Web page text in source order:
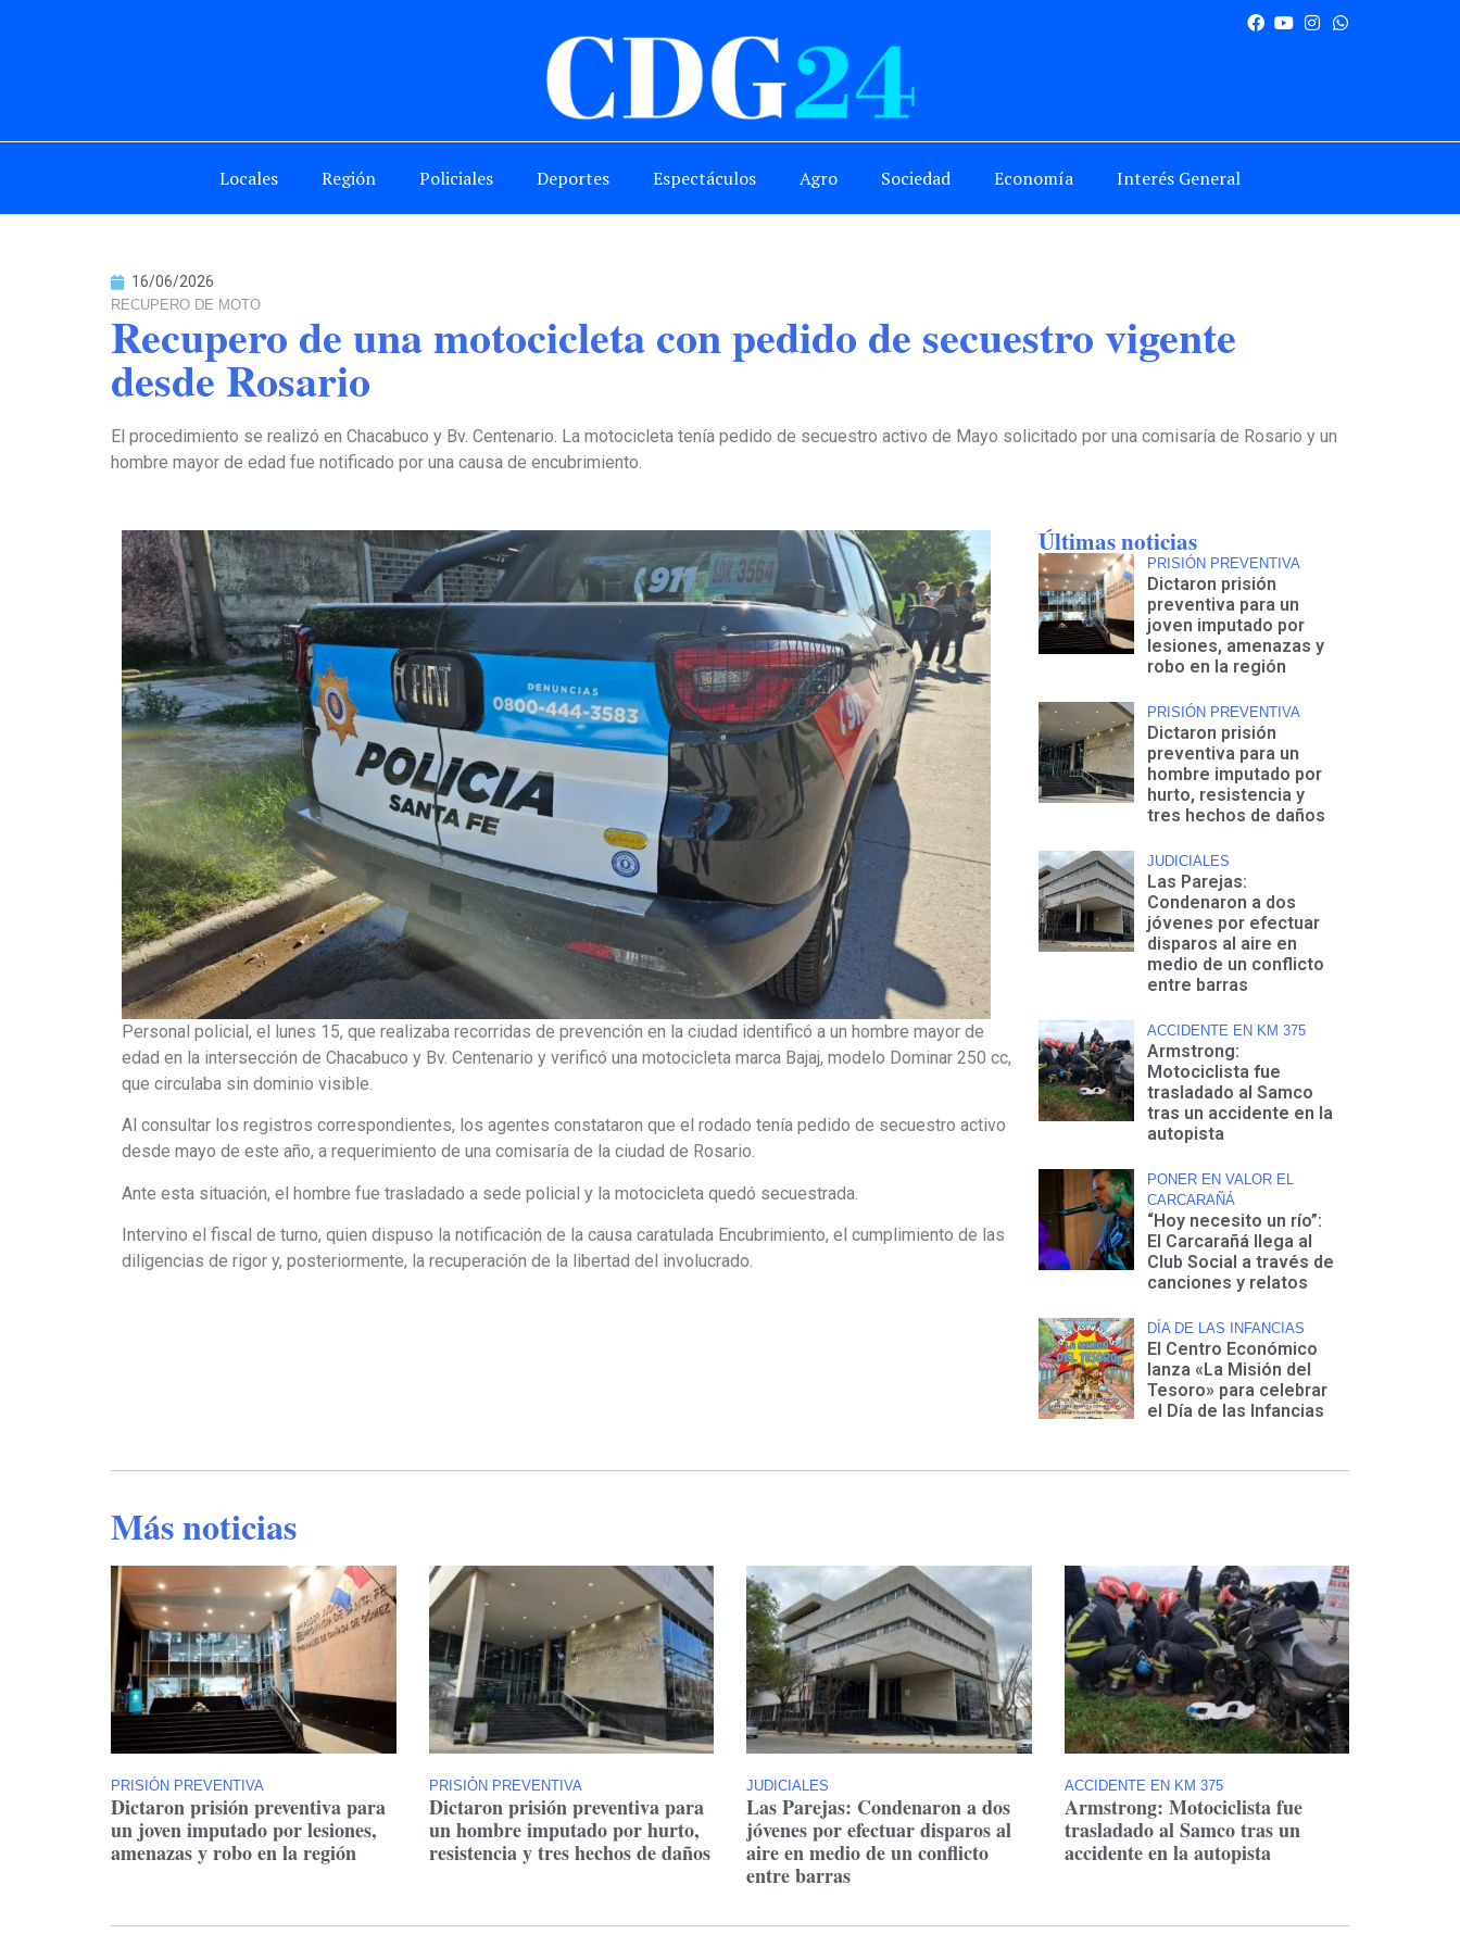
Locales Región Policiales Deportes Espectáculos Agro Sociedad Economía Interés General
16/06/2026
RECUPERO DE MOTO
Recupero de una motocicleta con pedido de secuestro vigente
desde Rosario
El procedimiento se realizó en Chacabuco y Bv. Centenario. La motocicleta tenía pedido de secuestro activo de Mayo solicitado por una comisaría de Rosario y un
hombre mayor de edad fue notificado por una causa de encubrimiento.
Personal policial, el lunes 15, que realizaba recorridas de prevención en la ciudad identificó a un hombre mayor de
edad en la intersección de Chacabuco y Bv. Centenario y verificó una motocicleta marca Bajaj, modelo Dominar 250 cc,
que circulaba sin dominio visible.
Al consultar los registros correspondientes, los agentes constataron que el rodado tenía pedido de secuestro activo
desde mayo de este año, a requerimiento de una comisaría de la ciudad de Rosario.
Ante esta situación, el hombre fue trasladado a sede policial y la motocicleta quedó secuestrada.
Intervino el fiscal de turno, quien dispuso la notificación de la causa caratulada Encubrimiento, el cumplimiento de las
diligencias de rigor y, posteriormente, la recuperación de la libertad del involucrado.
Últimas noticias
PRISIÓN PREVENTIVA
Dictaron prisión
preventiva para un
joven imputado por
lesiones, amenazas y
robo en la región
PRISIÓN PREVENTIVA
Dictaron prisión
preventiva para un
hombre imputado por
hurto, resistencia y
tres hechos de daños
JUDICIALES
Las Parejas:
Condenaron a dos
jóvenes por efectuar
disparos al aire en
medio de un conflicto
entre barras
ACCIDENTE EN KM 375
Armstrong:
Motociclista fue
trasladado al Samco
tras un accidente en la
autopista
PONER EN VALOR EL
CARCARAÑÁ
“Hoy necesito un río”:
El Carcarañá llega al
Club Social a través de
canciones y relatos
DÍA DE LAS INFANCIAS
El Centro Económico
lanza «La Misión del
Tesoro» para celebrar
el Día de las Infancias
Más noticias
PRISIÓN PREVENTIVA
Dictaron prisión preventiva para
un joven imputado por lesiones,
amenazas y robo en la región
PRISIÓN PREVENTIVA
Dictaron prisión preventiva para
un hombre imputado por hurto,
resistencia y tres hechos de daños
JUDICIALES
Las Parejas: Condenaron a dos
jóvenes por efectuar disparos al
aire en medio de un conflicto
entre barras
ACCIDENTE EN KM 375
Armstrong: Motociclista fue
trasladado al Samco tras un
accidente en la autopista